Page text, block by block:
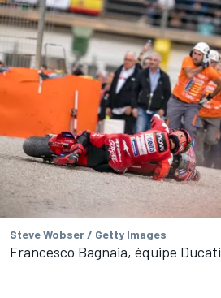
Steve Wobser / Getty Images
Francesco Bagnaia, équipe Ducati